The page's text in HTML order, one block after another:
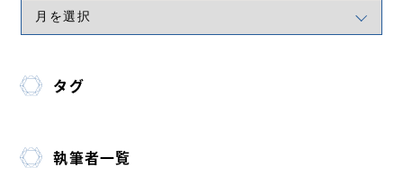
タグ
執筆者一覧